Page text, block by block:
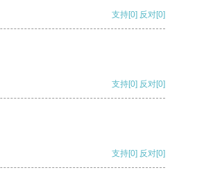
支持[0] 反对[0]
支持[0] 反对[0]
支持[0] 反对[0]